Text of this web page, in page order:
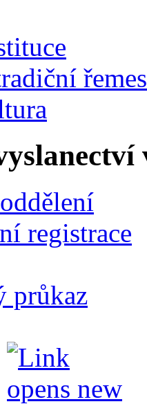
registrace
průkaz